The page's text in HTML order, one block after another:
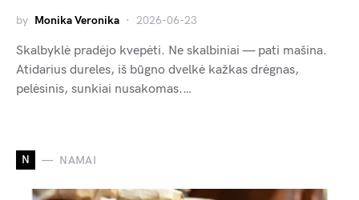
by Monika Veronika 2026-06-23
Skalbyklė pradėjo kvepėti. Ne skalbiniai — pati mašina.
Atidarius dureles, iš būgno dvelkė kažkas drėgnas,
pelėsinis, sunkiai nusakomas.…
N NAMAI